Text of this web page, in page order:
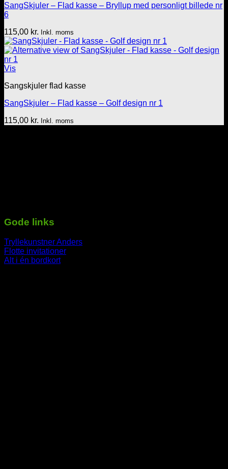
SangSkjuler – Flad kasse – Bryllup med personligt billede nr
6
115,00 kr. Inkl. moms
Vis
Sangskjuler flad kasse
SangSkjuler – Flad kasse – Golf design nr 1
115,00 kr. Inkl. moms
Gode links
Tryllekunstner Anders
Flotte invitationer
Alt i én bordkort